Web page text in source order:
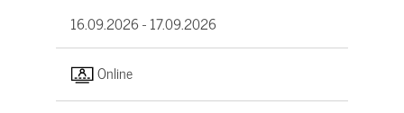
16.09.2026 -17.09.2026
Online